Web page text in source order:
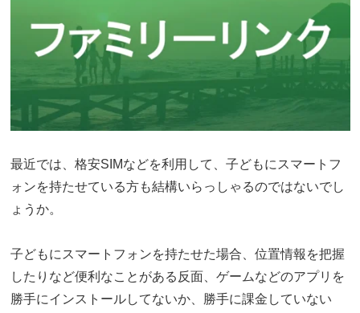
最近では、格安SIMなどを利用して、子どもにスマートフ
ォンを持たせている方も結構いらっしゃるのではないでし
ょうか。
子どもにスマートフォンを持たせた場合、位置情報を把握
したりなど便利なことがある反面、ゲームなどのアプリを
勝手にインストールしてないか、勝手に課金していない